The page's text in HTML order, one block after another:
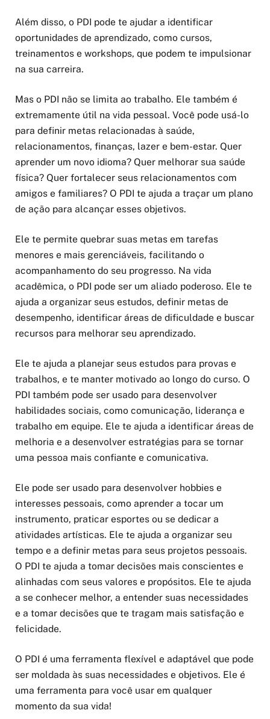
Além disso, o PDI pode te ajudar a identificar
oportunidades de aprendizado, como cursos,
treinamentos e workshops, que podem te impulsionar
na sua carreira.
Mas o PDI não se limita ao trabalho. Ele também é
extremamente útil na vida pessoal. Você pode usá-lo
para definir metas relacionadas à saúde,
relacionamentos, finanças, lazer e bem-estar. Quer
aprender um novo idioma? Quer melhorar sua saúde
física? Quer fortalecer seus relacionamentos com
amigos e familiares? O PDI te ajuda a traçar um plano
de ação para alcançar esses objetivos.
Ele te permite quebrar suas metas em tarefas
menores e mais gerenciáveis, facilitando o
acompanhamento do seu progresso. Na vida
acadêmica, o PDI pode ser um aliado poderoso. Ele te
ajuda a organizar seus estudos, definir metas de
desempenho, identificar áreas de dificuldade e buscar
recursos para melhorar seu aprendizado.
Ele te ajuda a planejar seus estudos para provas e
trabalhos, e te manter motivado ao longo do curso. O
PDI também pode ser usado para desenvolver
habilidades sociais, como comunicação, liderança e
trabalho em equipe. Ele te ajuda a identificar áreas de
melhoria e a desenvolver estratégias para se tornar
uma pessoa mais confiante e comunicativa.
Ele pode ser usado para desenvolver hobbies e
interesses pessoais, como aprender a tocar um
instrumento, praticar esportes ou se dedicar a
atividades artísticas. Ele te ajuda a organizar seu
tempo e a definir metas para seus projetos pessoais.
O PDI te ajuda a tomar decisões mais conscientes e
alinhadas com seus valores e propósitos. Ele te ajuda
a se conhecer melhor, a entender suas necessidades
e a tomar decisões que te tragam mais satisfação e
felicidade.
O PDI é uma ferramenta flexível e adaptável que pode
ser moldada às suas necessidades e objetivos. Ele é
uma ferramenta para você usar em qualquer
momento da sua vida!